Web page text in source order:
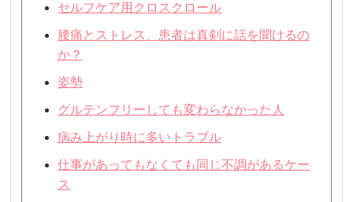
セルフケア用クロスクロール
腰痛とストレス、患者は真剣に話を聞けるの
か？
姿勢
グルテンフリーしても変わらなかった人
病み上がり時に多いトラブル
仕事があってもなくても同じ不調があるケー
ス